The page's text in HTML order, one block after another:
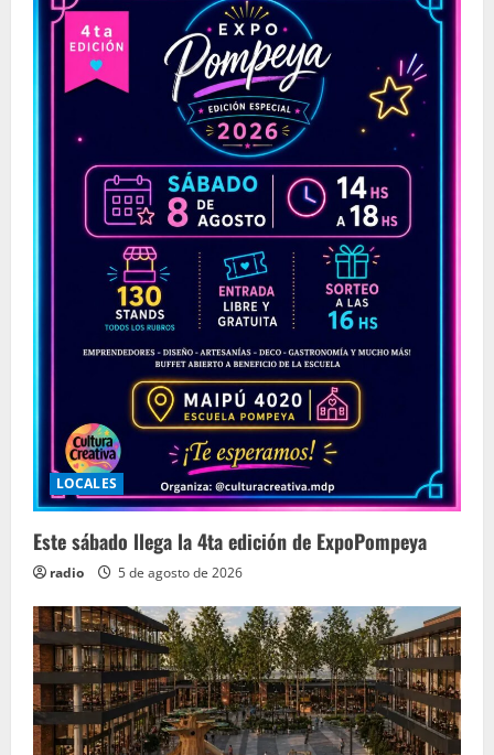
LOCALES
Este sábado llega la 4ta edición de ExpoPompeya
radio 5 de agosto de 2026